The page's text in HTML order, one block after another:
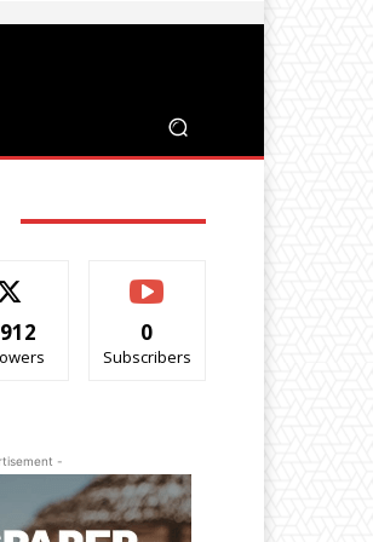
0
Subscribers
-